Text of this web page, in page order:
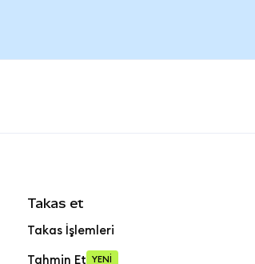
Takas et
Takas İşlemleri
Tahmin Et YENİ